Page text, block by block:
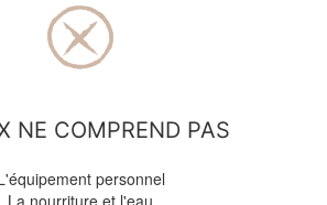
NE COMPREND PAS
personnel
La nourriture et l'eau